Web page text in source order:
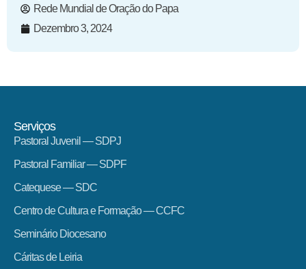
Rede Mundial de Oração do Papa
Dezembro 3, 2024
Serviços
Pastoral Juvenil — SDPJ
Pastoral Familiar — SDPF
Catequese — SDC
Centro de Cultura e Formação — CCFC
Seminário Diocesano
Cáritas de Leiria